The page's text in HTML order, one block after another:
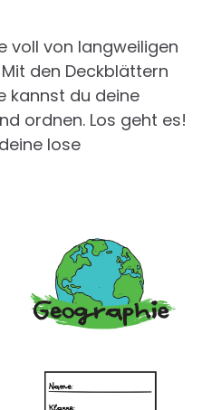
voll von langweiligen
den Deckblättern
kannst du deine
ordnen. Los geht es!
lose